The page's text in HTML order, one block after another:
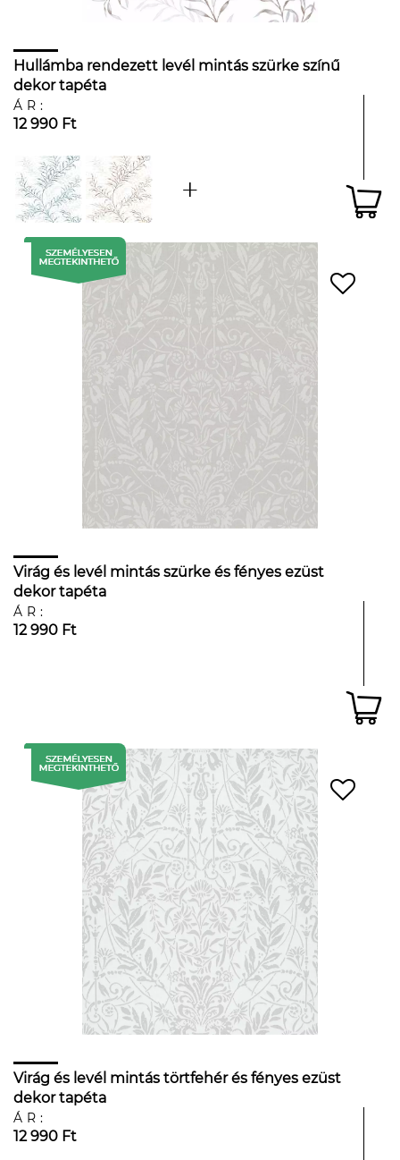
Hullámba rendezett levél mintás szürke színű
dekor tapéta
ÁR:
12 990 Ft
Virág és levél mintás szürke és fényes ezüst
dekor tapéta
ÁR:
12 990 Ft
Virág és levél mintás törtfehér és fényes ezüst
dekor tapéta
ÁR:
12 990 Ft